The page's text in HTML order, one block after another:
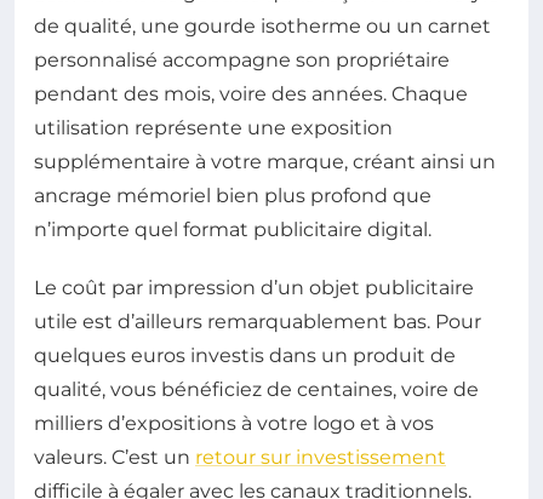
de qualité, une gourde isotherme ou un carnet
personnalisé accompagne son propriétaire
pendant des mois, voire des années. Chaque
utilisation représente une exposition
supplémentaire à votre marque, créant ainsi un
ancrage mémoriel bien plus profond que
n’importe quel format publicitaire digital.
Le coût par impression d’un objet publicitaire
utile est d’ailleurs remarquablement bas. Pour
quelques euros investis dans un produit de
qualité, vous bénéficiez de centaines, voire de
milliers d’expositions à votre logo et à vos
valeurs. C’est un retour sur investissement
difficile à égaler avec les canaux traditionnels.